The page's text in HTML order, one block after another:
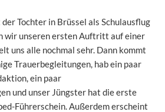
Tochter in Brüssel als Schulausflug
wir unseren ersten Auftritt auf einer
uns alle nochmal sehr. Dann kommt
Trauerbegleitungen, hab ein paar
ein paar
und unser Jüngster hat die erste
Führerschein. Außerdem erscheint